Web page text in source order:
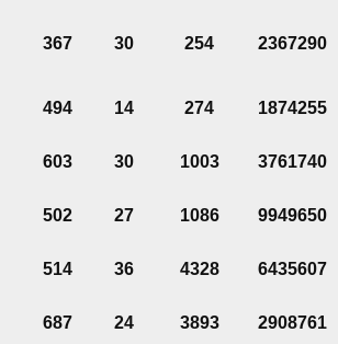
367 30 254 2367290
494 14 274 1874255
603 30 1003 3761740
502 27 1086 9949650
514 36 4328 6435607
687 24 3893 2908761